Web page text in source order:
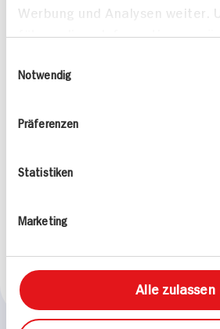
Werbung und Analysen weiter.
führen diese Informationen
bereitgestellt haben oder die
Notwendig
Präferenzen
Statistiken
Marketing
Alle zulassen
Yorkshirepudding
570 kcal p. Portion